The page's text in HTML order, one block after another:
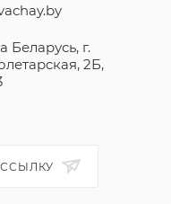
Беларусь, г.
2Б,